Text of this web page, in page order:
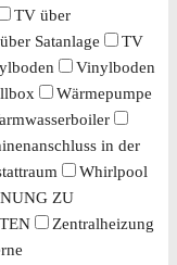
TV über
Satanlage
TV
Vinylboden
Wärmepumpe
in der
Whirlpool
ZU
Zentralheizung